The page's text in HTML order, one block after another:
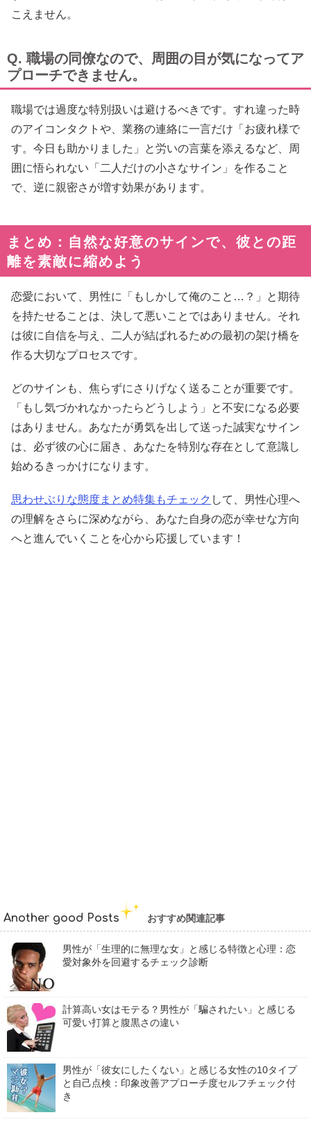
こえません。
Q. 職場の同僚なので、周囲の目が気になってア
プローチできません。
職場では過度な特別扱いは避けるべきです。すれ違った時
のアイコンタクトや、業務の連絡に一言だけ「お疲れ様で
す。今日も助かりました」と労いの言葉を添えるなど、周
囲に悟られない「二人だけの小さなサイン」を作ること
で、逆に親密さが増す効果があります。
まとめ：自然な好意のサインで、彼との距
離を素敵に縮めよう
恋愛において、男性に「もしかして俺のこと…？」と期待
を持たせることは、決して悪いことではありません。それ
は彼に自信を与え、二人が結ばれるための最初の架け橋を
作る大切なプロセスです。
どのサインも、焦らずにさりげなく送ることが重要です。
「もし気づかれなかったらどうしよう」と不安になる必要
はありません。あなたが勇気を出して送った誠実なサイン
は、必ず彼の心に届き、あなたを特別な存在として意識し
始めるきっかけになります。
思わせぶりな態度まとめ特集もチェック して、男性心理へ
の理解をさらに深めながら、あなた自身の恋が幸せな方向
へと進んでいくことを心から応援しています！
Another good Posts おすすめ関連記事
男性が「生理的に無理な女」と感じる特徴と心理：恋
愛対象外を回避するチェック診断
計算高い女はモテる？男性が「騙されたい」と感じる
可愛い打算と腹黒さの違い
男性が「彼女にしたくない」と感じる女性の10タイプ
と自己点検：印象改善アプローチ度セルフチェック付
き